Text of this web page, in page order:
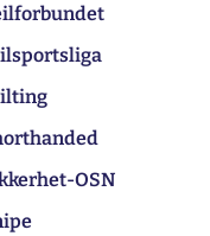
OSN